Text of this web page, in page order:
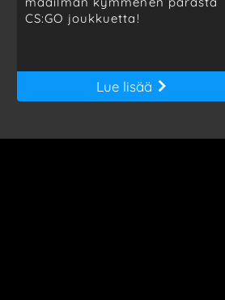
CS:GO joukkuetta!
Lue lisää